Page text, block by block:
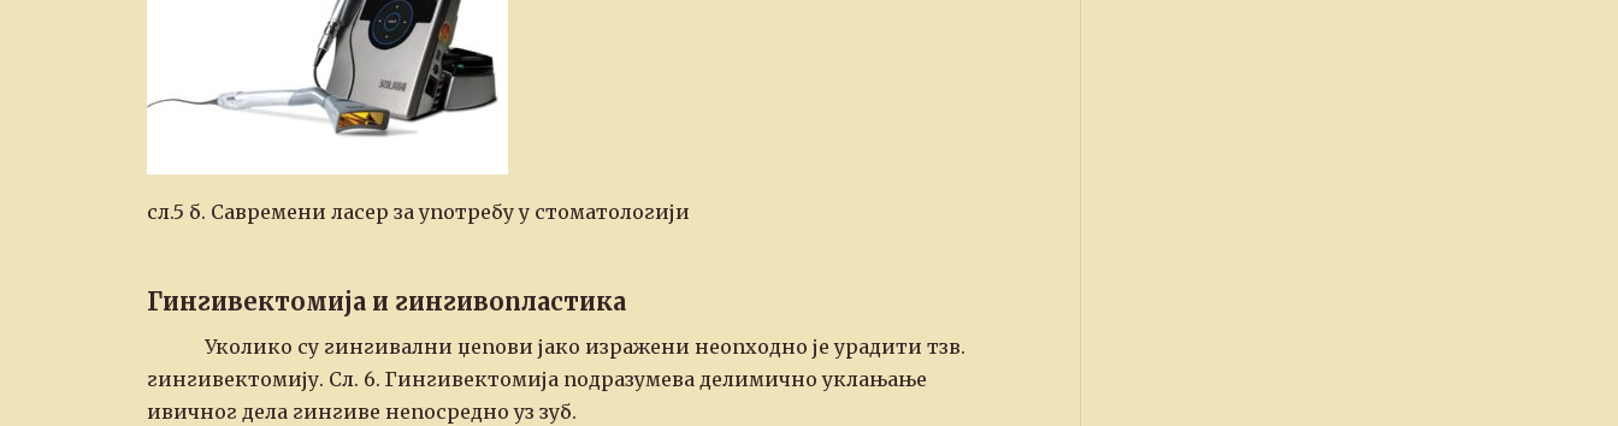
сл.5 б. Савремени ласер за употребу у стоматологији
Гингивектомија и гингивопластика
Уколико су гингивални џепови јако изражени неопходно је урадити тзв.
гингивектомију. Сл. 6. Гингивектомија подразумева делимично уклањање
ивичног дела гингиве непосредно уз зуб.